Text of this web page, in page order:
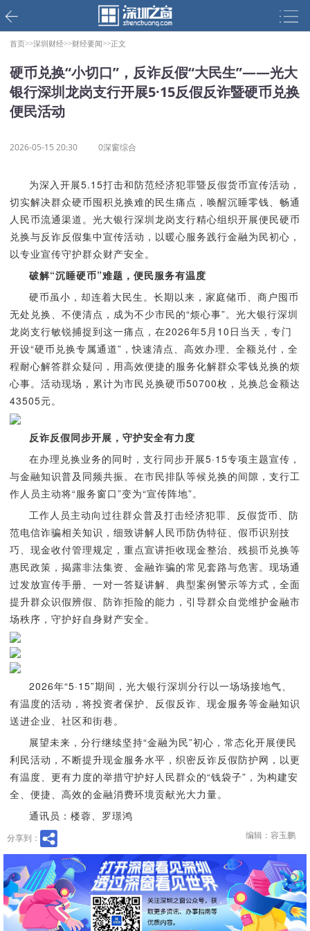
首页>>深圳财经>>财经要闻>>正文
硬币兑换“小切口”，反诈反假“大民生”——光大
银行深圳龙岗支行开展5·15反假反诈暨硬币兑换
便民活动
2026-05-15 20:30 0深窗综合
为深入开展5.15打击和防范经济犯罪暨反假货币宣传活动，
切实解决群众硬币囤积兑换难的民生痛点，唤醒沉睡零钱、畅通
人民币流通渠道。 光大银行深圳龙岗支行精心组织开展便民硬币
兑换与反诈反假集中宣传活动，以暖心服务践行金融为民初心，
以专业宣传守护群众财产安全。
破解“沉睡硬币”难题，便民服务有温度
硬币虽小，却连着大民生。长期以来，家庭储币、商户囤币
无处兑换、不便清点，成为不少市民的“烦心事”。光大银行深圳
龙岗支行敏锐捕捉到这一痛点，在2026年5月10日当天，专门
开设“硬币兑换专属通道”，快速清点、高效办理、全额兑付，全
程耐心解答群众疑问，用高效便捷的服务化解群众零钱兑换的烦
心事。活动现场，累计为市民兑换硬币50700枚，兑换总金额达
43505元。
反诈反假同步开展，守护安全有力度
在办理兑换业务的同时，支行同步开展5·15专项主题宣传，
与金融知识普及同频共振。在市民排队等候兑换的间隙，支行工
作人员主动将“服务窗口”变为“宣传阵地”。
工作人员主动向过往群众普及打击经济犯罪、反假货币、防
范电信诈骗相关知识，细致讲解人民币防伪特征、假币识别技
巧、现金收付管理规定，重点宣讲拒收现金整治、残损币兑换等
惠民政策，揭露非法集资、金融诈骗的常见套路与危害。现场通
过发放宣传手册、一对一答疑讲解、典型案例警示等方式，全面
提升群众识假辨假、防诈拒险的能力，引导群众自觉维护金融市
场秩序，守护好自身财产安全。
2026年“5·15”期间，光大银行深圳分行以一场场接地气、
有温度的活动，将投资者保护、反假反诈、现金服务等金融知识
送进企业、社区和街巷。
展望未来，分行继续坚持“金融为民”初心，常态化开展便民
利民活动，不断提升现金服务水平，织密反诈反假防护网，以更
有温度、更有力度的举措守护好人民群众的“钱袋子”，为构建安
全、便捷、高效的金融消费环境贡献光大力量。
通讯员：楼蓉、罗璟鸿
分享到： 编辑：容玉鹏